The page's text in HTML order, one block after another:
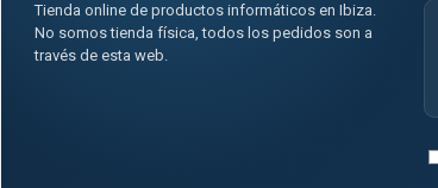
Tienda online de productos informáticos en Ibiza.
No somos tienda física, todos los pedidos son a
través de esta web.